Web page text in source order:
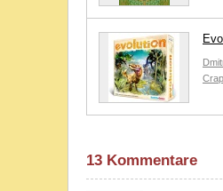
13 Kommentare